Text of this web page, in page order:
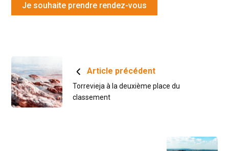
Je souhaite prendre rendez-vous
Article précédent
Torrevieja à la deuxième place du
classement